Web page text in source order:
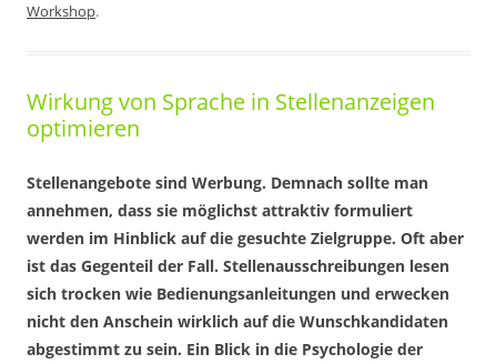
Workshop.
Wirkung von Sprache in Stellenanzeigen
optimieren
Stellenangebote sind Werbung. Demnach sollte man
annehmen, dass sie möglichst attraktiv formuliert
werden im Hinblick auf die gesuchte Zielgruppe. Oft aber
ist das Gegenteil der Fall. Stellenausschreibungen lesen
sich trocken wie Bedienungsanleitungen und erwecken
nicht den Anschein wirklich auf die Wunschkandidaten
abgestimmt zu sein. Ein Blick in die Psychologie der